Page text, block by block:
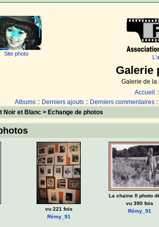
Site photo
Galerie
Galerie de la
Accueil
Albums :: Derniers ajouts :: Derniers commentaires
Noir et Blanc> Echange de photos
vu 221 fois
Rémy_91
La chaine II photo
vu 390 fois
Rémy_91